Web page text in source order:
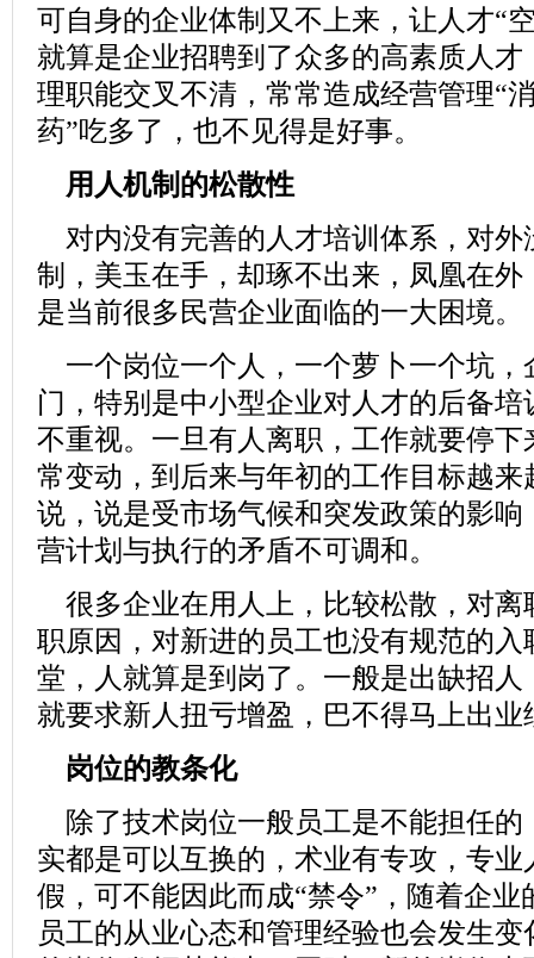
可自身的企业体制又不上来，让人才“
就算是企业招聘到了众多的高素质人
理职能交叉不清，常常造成经营管理“
药”吃多了，也不见得是好事。
用人机制的松散性
对内没有完善的人才培训体系，对外
制，美玉在手，却琢不出来，凤凰在
是当前很多民营企业面临的一大困境。
一个岗位一个人，一个萝卜一个坑，
门，特别是中小型企业对人才的后备
不重视。一旦有人离职，工作就要停
常变动，到后来与年初的工作目标越
说，说是受市场气候和突发政策的影
营计划与执行的矛盾不可调和。
很多企业在用人上，比较松散，对离
职原因，对新进的员工也没有规范的
堂，人就算是到岗了。一般是出缺招
就要求新人扭亏增盈，巴不得马上出业
岗位的教条化
除了技术岗位一般员工是不能担任的
实都是可以互换的，术业有专攻，专
假，可不能因此而成“禁令”，随着企
员工的从业心态和管理经验也会发生